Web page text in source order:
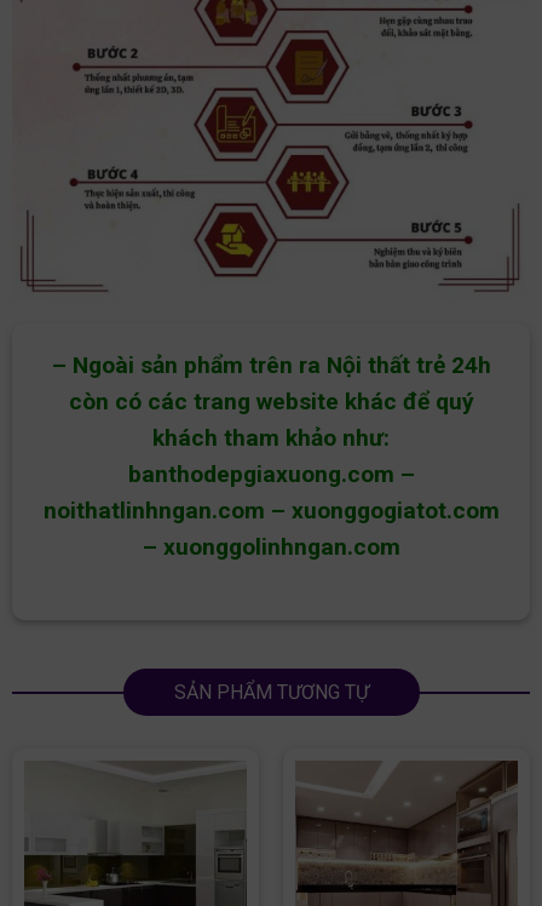
– Ngoài sản phẩm trên ra Nội thất trẻ 24h
còn có các trang website khác để quý
khách tham khảo như:
banthodepgiaxuong.com –
noithatlinhngan.com – xuonggogiatot.com
– xuonggolinhngan.com
SẢN PHẨM TƯƠNG TỰ